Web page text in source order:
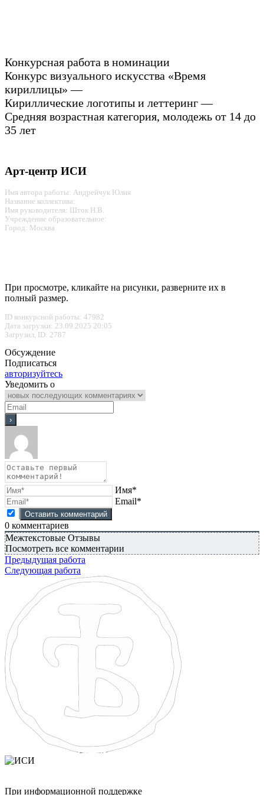
Конкурсная работа в номинации
Конкурс визуального искусства «Время
кириллицы» —
Кириллические логотипы и леттеринг —
Средняя возрастная категория, молодежь от 14 до
35 лет
Арт-центр ИСИ
Имя автора работы: Андрейчук Юлия
Название коллектива:
Имя руководителя: Шток Н.В.
Учреждение образовательное:
Город: Москва
При просмотре, кликайте на рисунки, разверните их в
полный размер.
ID конкурсной работы: 47982
Дата загрузки: 23.09.2025 20:05
Загрузил, ID: 2787
Обсуждение
Подписаться
авторизуйтесь
Уведомить о
Имя*
Email*
0 комментариев
Межтекстовые Отзывы
Посмотреть все комментарии
Предыдущая работа
Следующая работа
При информационной поддержке